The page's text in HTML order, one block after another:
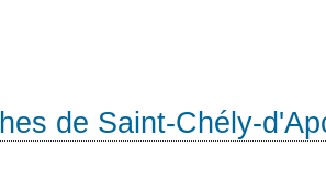
de Saint-Chély-